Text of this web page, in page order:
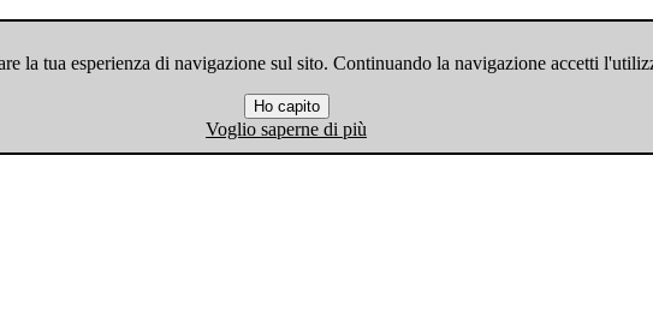
la tua esperienza di navigazione sul sito. Continuando la navigazione accetti
Ho capito
Voglio saperne di più